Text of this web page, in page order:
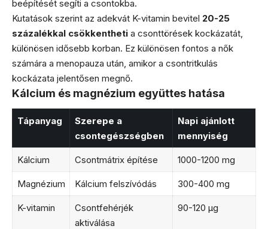
beépítését segíti a csontokba.
Kutatások szerint az adekvát K-vitamin bevitel 20-25
százalékkal csökkentheti a csonttörések kockázatát,
különösen idősebb korban. Ez különösen fontos a nők
számára a menopauza után, amikor a csontritkulás
kockázata jelentősen megnő.
Kálcium és magnézium együttes hatása
Tápanyag
Szerepe a
csontegészségben
Napi ajánlott
mennyiség
Kálcium Csontmátrix építése 1000-1200 mg
Magnézium Kálcium felszívódás 300-400 mg
K-vitamin
Csontfehérjék
aktiválása
90-120 μg